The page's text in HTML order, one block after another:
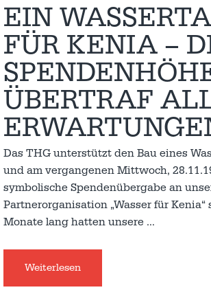
EIN
FÜR KENIA –
ÜBERTRAF
Das THG unterstützt den Bau eines
und am vergangenen Mittwoch,
symbolische Spendenübergabe an
Partnerorganisation „Wasser für Kenia“
Monate lang hatten unsere …
Weiterlesen